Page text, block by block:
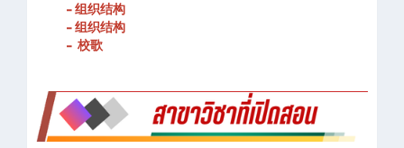
- 组织结构
- 组织结构
- 校歌